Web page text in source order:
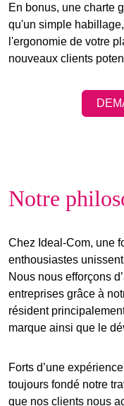
En bonus, une charte
qu'un simple
l'ergonomie de votre
nouveaux clients
Notre
Chez Ideal-Com, une
enthousiastes
Nous nous efforçons
entreprises grâce à
résident
marque ainsi que le
Forts d’une
toujours fondé notre
que nos clients nous